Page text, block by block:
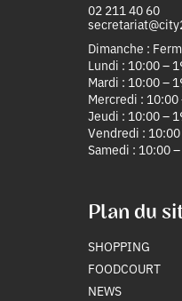
02 211 40 60
Dimanche :
Lundi : 10:00 –
Mardi : 10:00 –
Mercredi : 10:00
Jeudi : 10:00 –
Vendredi :
Samedi : 10:00
Plan du
SHOPPING
FOODCOURT
NEWS